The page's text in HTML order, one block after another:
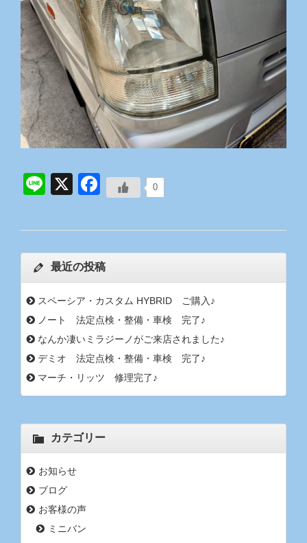
0
Line
X Facebook
最近の投稿
スペーシア・カスタム HYBRID ご購入♪
ノート 法定点検・整備・車検 完了♪
なんか凄いミラジーノがご来店されました♪
デミオ 法定点検・整備・車検 完了♪
マーチ・リッツ 修理完了♪
カテゴリー
お知らせ
ブログ
お客様の声
ミニバン